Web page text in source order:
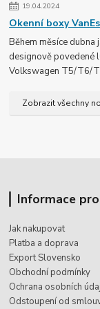
19.04.2024
Okenní boxy
Během měsíce
designově povedené
Volkswagen T5/T6/
Zobrazit všechny
Informace
Jak nakupovat
Platba a doprava
Export Slovensko
Obchodní podmínky
Ochrana osobních
Odstoupení od